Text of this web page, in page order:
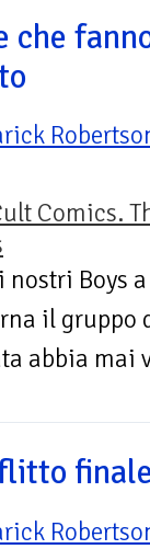
che
Comics.
nostri Boys
il
abbia mai